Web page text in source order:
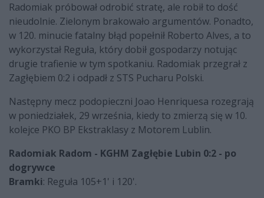
Radomiak próbował odrobić stratę, ale robił to dość
nieudolnie. Zielonym brakowało argumentów. Ponadto,
w 120. minucie fatalny błąd popełnił Roberto Alves, a to
wykorzystał Reguła, który dobił gospodarzy notując
drugie trafienie w tym spotkaniu. Radomiak przegrał z
Zagłębiem 0:2 i odpadł z STS Pucharu Polski.
Następny mecz podopieczni Joao Henriquesa rozegrają
w poniedziałek, 29 września, kiedy to zmierzą się w 10.
kolejce PKO BP Ekstraklasy z Motorem Lublin.
Radomiak Radom - KGHM Zagłębie Lubin 0:2 - po
dogrywce
Bramki: Reguła 105+1' i 120'.